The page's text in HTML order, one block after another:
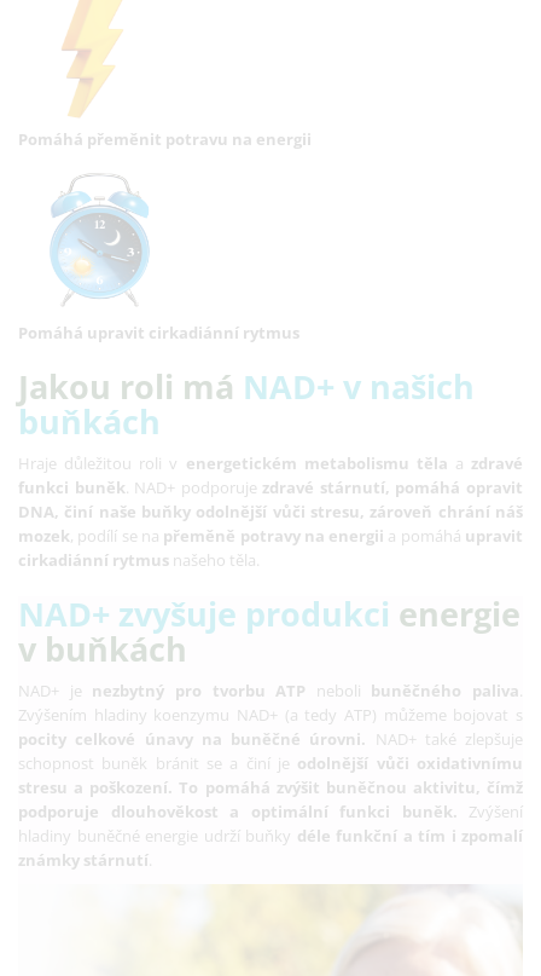
Pomáhá přeměnit potravu na energii
Pomáhá upravit cirkadiánní rytmus
Jakou roli má NAD+ v našich
buňkách
Hraje důležitou roli v energetickém metabolismu těla a zdravé
funkci buněk. NAD+ podporuje zdravé stárnutí, pomáhá opravit
DNA, činí naše buňky odolnější vůči stresu, zároveň chrání náš
mozek, podílí se na přeměně potravy na energii a pomáhá upravit
cirkadiánní rytmus našeho těla.
NAD+ zvyšuje produkci energie
v buňkách
NAD+ je nezbytný pro tvorbu ATP neboli buněčného paliva.
Zvýšením hladiny koenzymu NAD+ (a tedy ATP) můžeme bojovat s
pocity celkové únavy na buněčné úrovni.
NAD+ také zlepšuje
schopnost buněk bránit se a činí je odolnější vůči oxidativnímu
stresu a poškození. To pomáhá zvýšit buněčnou aktivitu, čímž
podporuje dlouhověkost a optimální funkci buněk. Zvýšení
hladiny buněčné energie udrží buňky déle funkční a tím i zpomalí
známky stárnutí.